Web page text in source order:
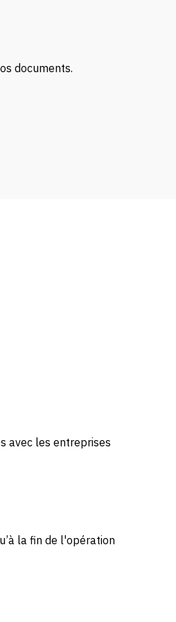
documents.
avec les entreprises
la fin de l'opération